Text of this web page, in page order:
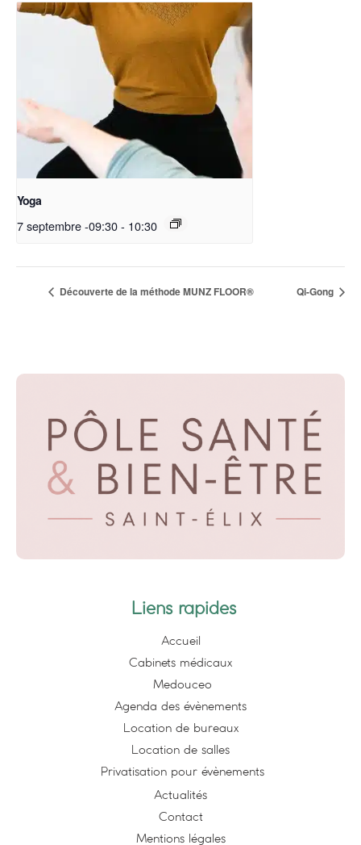
Yoga
7 septembre -09:30- 10:30
Découverte de la méthode MUNZ FLOOR® Qi-Gong
Liens rapides
Accueil
Cabinets médicaux
Medouceo
Agenda des évènements
Location de bureaux
Location de salles
Privatisation pour évènements
Actualités
Contact
Mentions légales